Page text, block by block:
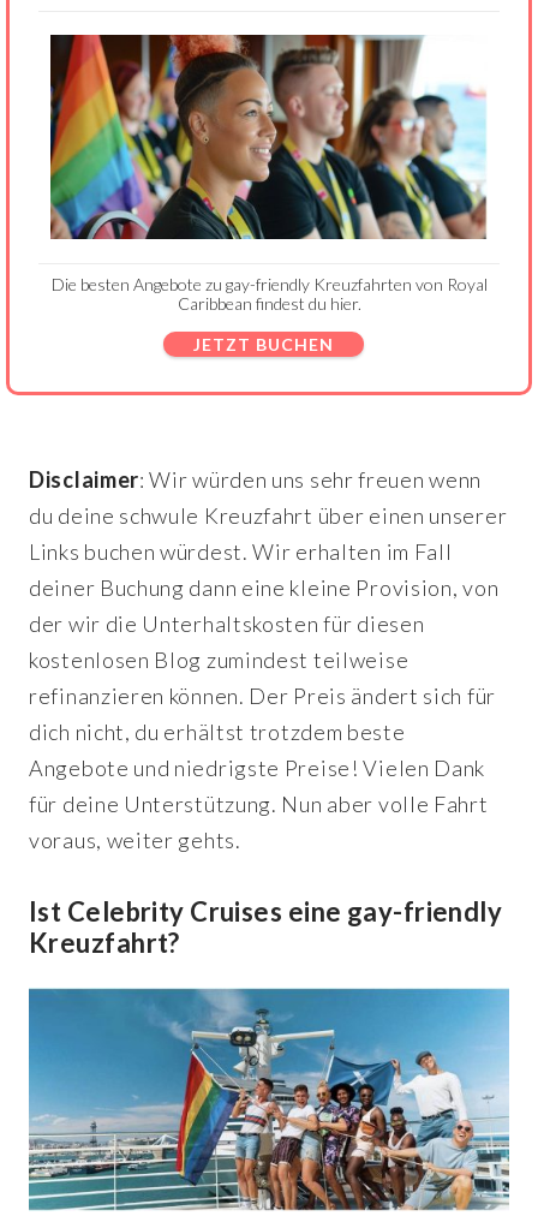
Die besten Angebote zu gay-friendly Kreuzfahrten von Royal
Caribbean findest du hier.
JETZT BUCHEN
Disclaimer: Wir würden uns sehr freuen wenn
du deine schwule Kreuzfahrt über einen unserer
Links buchen würdest. Wir erhalten im Fall
deiner Buchung dann eine kleine Provision, von
der wir die Unterhaltskosten für diesen
kostenlosen Blog zumindest teilweise
refinanzieren können. Der Preis ändert sich für
dich nicht, du erhältst trotzdem beste
Angebote und niedrigste Preise! Vielen Dank
für deine Unterstützung. Nun aber volle Fahrt
voraus, weiter gehts.
Ist Celebrity Cruises eine gay-friendly
Kreuzfahrt?